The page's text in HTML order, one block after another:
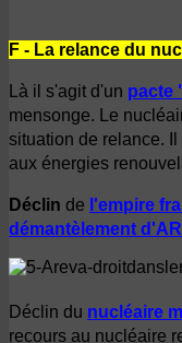
F - La relance du
Là il s'agit d'un pacte
mensonge. Le
situation de relance. Il
aux énergies
Déclin de l'empire
démantèlement
Déclin du nucléaire
recours au nucléaire